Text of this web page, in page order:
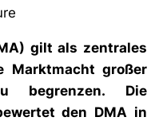
gilt als zentrales
Marktmacht großer
begrenzen. Die
den DMA in